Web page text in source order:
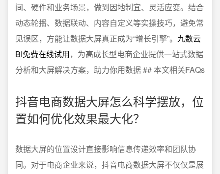
间、硬件和业务场景，做到因地制宜、灵活应变。结合
动态轮播、数据联动、内容自定义等实操技巧，避免常
见误区，方能让数据大屏真正成为“增长引擎”。 九数云
BI免费在线试用，为高成长型电商企业提供一站式数据
分析和大屏解决方案，助力你用数据 ## 本文相关FAQs
抖音电商数据大屏怎么科学摆放，位
置如何优化效果最大化？
数据大屏的位置设计直接影响信息传递效率和团队协
同。对于电商企业来说，抖音电商数据大屏不仅仅是展